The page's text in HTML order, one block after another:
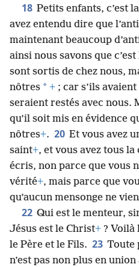
18 Petits enfants, c’est
avez entendu dire que
maintenant beaucoup
ainsi nous savons que
sont sortis de chez nous,
nôtres * + ; car s’ils
seraient restés avec nous.
qu’il soit mis en évidence
nôtres+. 20 Et vous avez
saint+, et vous avez tous la
écris, non parce que vous
vérité+, mais parce que
qu’aucun mensonge ne
22 Qui est le menteur,
Jésus est le Christ+ ? Voilà
le Père et le Fils. 23 Toute
n’est pas non plus en